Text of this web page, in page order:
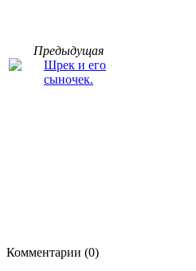
Предыдущая
Комментарии (0)